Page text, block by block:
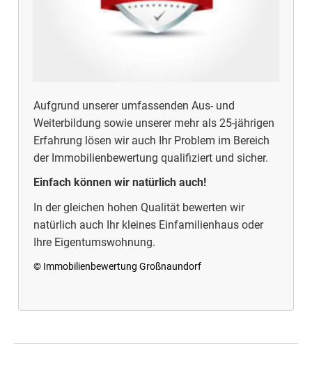
Aufgrund unserer umfassenden Aus- und
Weiterbildung sowie unserer mehr als 25-jährigen
Erfahrung lösen wir auch Ihr Problem im Bereich
der Immobilienbewertung qualifiziert und sicher.
Einfach können wir natürlich auch!
In der gleichen hohen Qualität bewerten wir
natürlich auch Ihr kleines Einfamilienhaus oder
Ihre Eigentumswohnung.
© Immobilienbewertung Großnaundorf